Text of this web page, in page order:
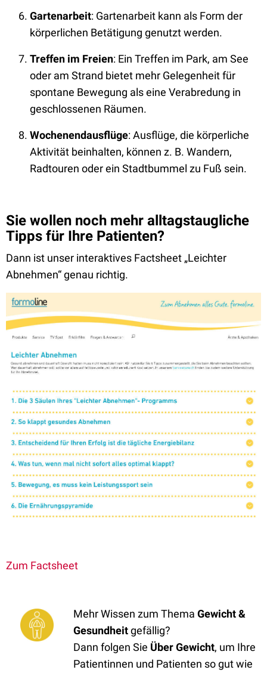
Gartenarbeit: Gartenarbeit kann als Form der
körperlichen Betätigung genutzt werden.
Treffen im Freien: Ein Treffen im Park, am See
oder am Strand bietet mehr Gelegenheit für
spontane Bewegung als eine Verabredung in
geschlossenen Räumen.
Wochenendausflüge:Ausflüge, die körperliche
Aktivität beinhalten, können z. B. Wandern,
Radtouren oder ein Stadtbummel zu Fuß sein.
Sie wollen noch mehr alltagstaugliche
Tipps für Ihre Patienten?
Dann ist unser interaktives Factsheet „Leichter
Abnehmen“ genau richtig.
Zum Factsheet
Mehr Wissen zum Thema Gewicht &
Gesundheitgefällig?
Dann folgen Sie Über Gewicht, um Ihre
Patientinnen und Patienten so gut wie